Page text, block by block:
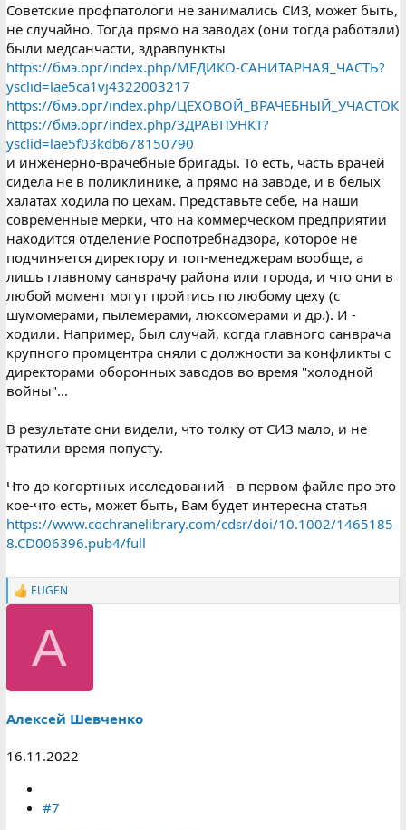
Советские профпатологи не занимались СИЗ, может быть,
не случайно. Тогда прямо на заводах (они тогда работали)
были медсанчасти, здравпункты
https://бмэ.орг/index.php/МЕДИКО-САНИТАРНАЯ_ЧАСТЬ?
ysclid=lae5ca1vj4322003217
https://бмэ.орг/index.php/ЦЕХОВОЙ_ВРАЧЕБНЫЙ_УЧАСТОК
https://бмэ.орг/index.php/ЗДРАВПУНКТ?
ysclid=lae5f03kdb678150790
и инженерно-врачебные бригады. То есть, часть врачей
сидела не в поликлинике, а прямо на заводе, и в белых
халатах ходила по цехам. Представьте себе, на наши
современные мерки, что на коммерческом предприятии
находится отделение Роспотребнадзора, которое не
подчиняется директору и топ-менеджерам вообще, а
лишь главному санврачу района или города, и что они в
любой момент могут пройтись по любому цеху (с
шумомерами, пылемерами, люксомерами и др.). И -
ходили. Например, был случай, когда главного санврача
крупного промцентра сняли с должности за конфликты с
директорами оборонных заводов во время "холодной
войны"...
В результате они видели, что толку от СИЗ мало, и не
тратили время попусту.
Что до когортных исследований - в первом файле про это
кое-что есть, может быть, Вам будет интересна статья
https://www.cochranelibrary.com/cdsr/doi/10.1002/1465185
8.CD006396.pub4/full
Р
EUGEN
А
Алексей Шевченко
16.11.2022
#7